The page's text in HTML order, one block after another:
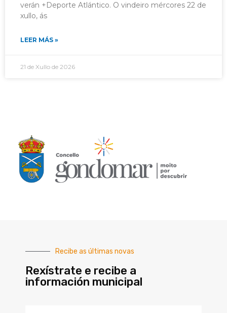
verán +Deporte Atlántico. O vindeiro mércores 22 de
xullo, ás
LEER MÁS »
21 de Xullo de 2026
Recibe as últimas novas
Rexístrate e recibe a
información municipal